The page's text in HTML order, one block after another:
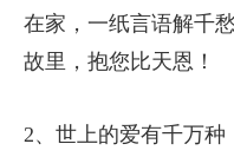
在家，一纸言语解千
故里，抱您比天恩！
2、世上的爱有千万种